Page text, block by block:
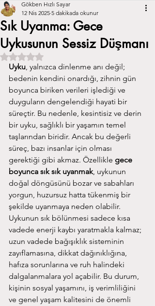
Sık Uyanma: Gece
Uykusunun Sessiz Düşmanı
Gökben Hızlı Sayar
12 Nis 2025 5 dakikada okunur
5 üzerinden NaN yıldız
Uyku, yalnızca dinlenme anı değil;
bedenin kendini onardığı, zihnin gün
boyunca biriken verileri işlediği ve
duyguların dengelendiği hayati bir
süreçtir. Bu nedenle, kesintisiz ve derin
bir uyku, sağlıklı bir yaşamın temel
taşlarından biridir. Ancak bu değerli
süreç, bazı insanlar için olması
gerektiği gibi akmaz. Özellikle gece
boyunca sık sık uyanmak, uykunun
doğal döngüsünü bozar ve sabahları
yorgun, huzursuz hatta tükenmiş bir
şekilde uyanmaya neden olabilir.
Uykunun sık bölünmesi sadece kısa
vadede enerji kaybı yaratmakla kalmaz;
uzun vadede bağışıklık sisteminin
zayıflamasına, dikkat dağınıklığına,
hafıza sorunlarına ve ruh halindeki
dalgalanmalara yol açabilir. Bu durum,
kişinin sosyal yaşamını, iş verimliliğini
ve genel yaşam kalitesini de önemli